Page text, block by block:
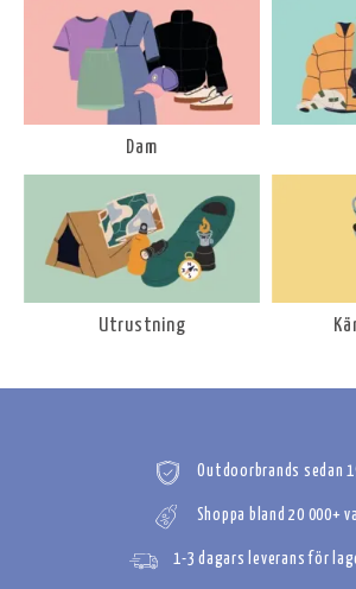
Dam
Utrustning
Outdoorbrands sedan
Shoppa bland 20 000+
1-3 dagars leverans för